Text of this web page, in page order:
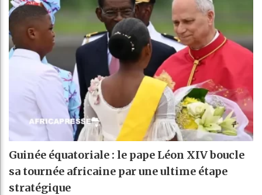
Guinée équatoriale : le pape Léon XIV boucle
sa tournée africaine par une ultime étape
stratégique